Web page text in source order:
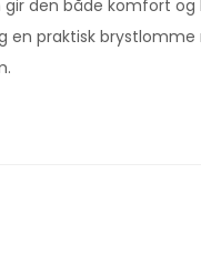
gir den både komfort
en praktisk